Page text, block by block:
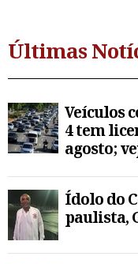
Últimas
Veículos
4 tem
agosto;
Ídolo do
paulista,